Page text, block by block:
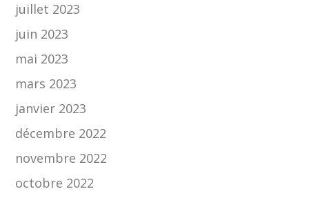
juillet 2023
juin 2023
mai 2023
mars 2023
janvier 2023
décembre 2022
novembre 2022
octobre 2022